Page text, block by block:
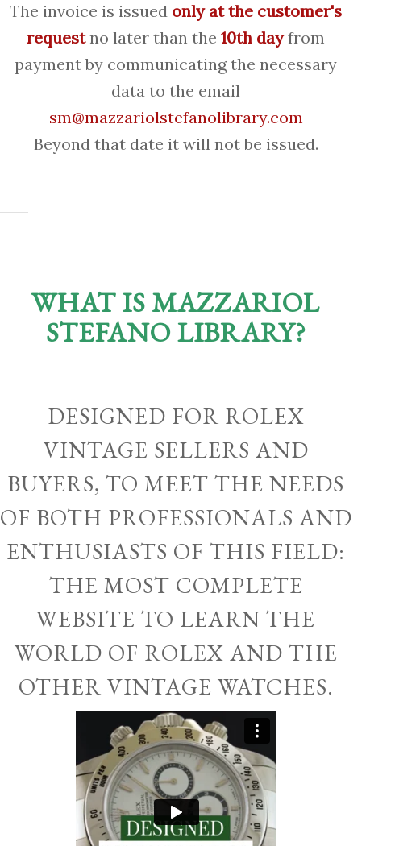
The invoice is issued only at the customer's
requestno later than the10th dayfrom
payment by communicating the necessary
data to the email
sm@mazzariolstefanolibrary.com
Beyond that date it will not be issued.
WHAT IS MAZZARIOL
STEFANO LIBRARY?
DESIGNED FOR ROLEX
VINTAGE SELLERS AND
BUYERS, TO MEET THE NEEDS
OF BOTH PROFESSIONALS AND
ENTHUSIASTS OF THIS FIELD:
THE MOST COMPLETE
WEBSITE TO LEARN THE
WORLD OF ROLEX AND THE
OTHER VINTAGE WATCHES.